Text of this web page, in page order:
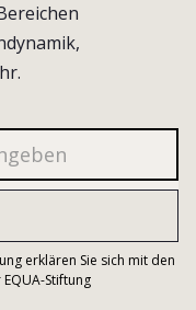
erklären Sie sich mit den
EQUA-Stiftung